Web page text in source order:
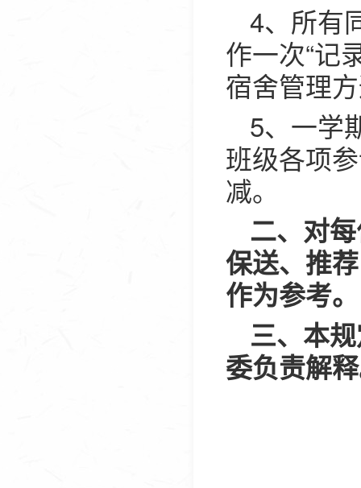
4、所有
作一次“记
宿舍管理
5、一学
班级各项
减。
二、对
保送、推
作为参考。
三、本
委负责解